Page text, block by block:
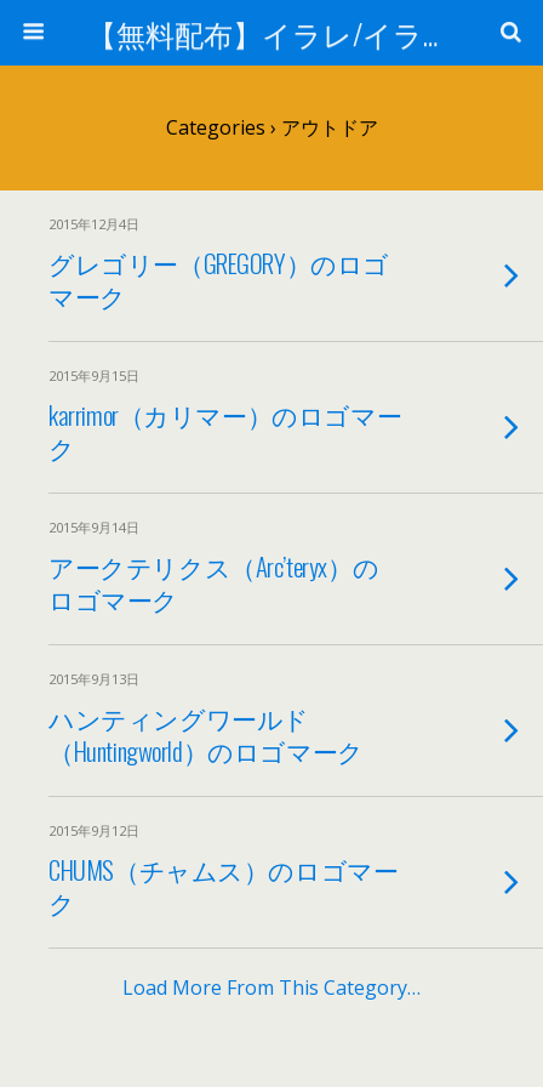
【無料配布】イラレ/イラストレーター/ベクトル パスデータ保管庫【ai・eps 商用可能ベクター素材】
Categories › アウトドア
2015年12月4日
グレゴリー（GREGORY）のロゴ
マーク
2015年9月15日
karrimor（カリマー）のロゴマー
ク
2015年9月14日
アークテリクス（Arc’teryx）の
ロゴマーク
2015年9月13日
ハンティングワールド
（Huntingworld）のロゴマーク
2015年9月12日
CHUMS（チャムス）のロゴマー
ク
Load More From This Category…